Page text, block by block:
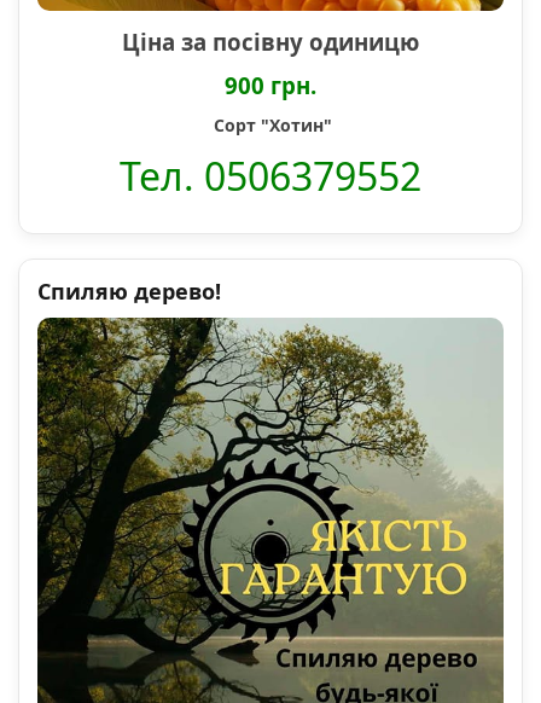
Ціна за посівну одиницю
900 грн.
Сорт "Хотин"
Тел. 0506379552
Спиляю дерево!